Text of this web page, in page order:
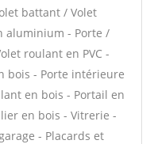
battant / Volet
aluminium - Porte /
roulant en PVC -
bois - Porte intérieure
en bois - Portail en
en bois - Vitrerie -
- Placards et